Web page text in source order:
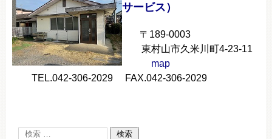
サービス）
〒189-0003
東村山市久米川町4-23-11
map
TEL.042-306-2029 FAX.042-306-2029